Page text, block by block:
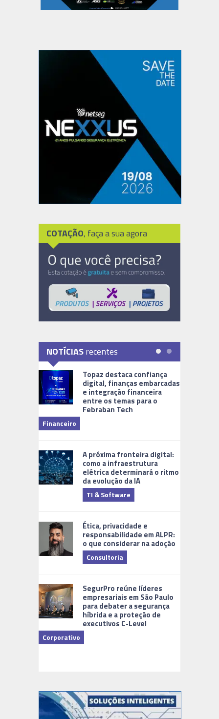
COTAÇÃO, faça a sua agora
NOTÍCIASrecentes
Topaz destaca confiança
digital, finanças embarcadas
e integração financeira
entre os temas para o
Febraban Tech
Financeiro
A próxima fronteira digital:
como a infraestrutura
elétrica determinará o ritmo
da evolução da IA
TI & Software
Ética, privacidade e
responsabilidade em ALPR:
o que considerar na adoção
Consultoria
SegurPro reúne líderes
empresariais em São Paulo
para debater a segurança
híbrida e a proteção de
executivos C-Level
Corporativo